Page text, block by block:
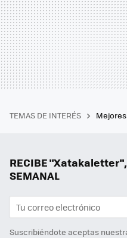
TEMAS DE INTERÉS
RECIBE "Xatakaletter",
SEMANAL
Suscribiéndote aceptas